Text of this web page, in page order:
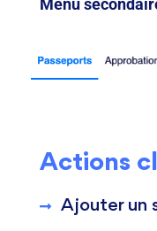
Menu
Actions
Ajouter un